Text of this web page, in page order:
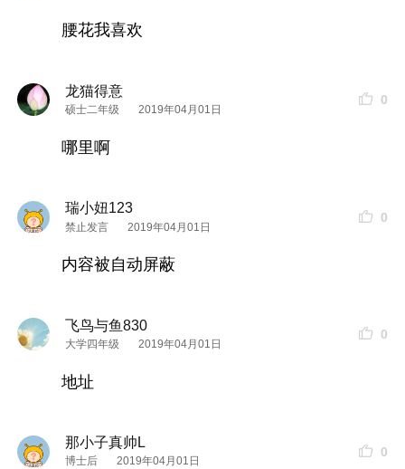
火爆腰花：朋友很喜欢吃这道，说
腰花我喜欢
龙猫得意
硕士二年级 2019年04月01日
0
哪里啊
瑞小妞123
禁止发言 2019年04月01日
0
内容被自动屏蔽
飞鸟与鱼830
大学四年级 2019年04月01日
0
地址
那小子真帅L
博士后 2019年04月01日
0